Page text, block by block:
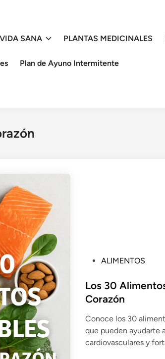
VIDA SANA PLANTAS MEDICINALES
Plan de Ayuno Intermitente
b
l
c
a
d
ALIMENTOS
Los 30
Corazón
Conoce los 30
que pueden ayudarte
cardiovasculares y